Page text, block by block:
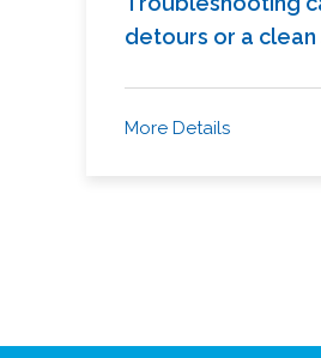
detours or a
More Details